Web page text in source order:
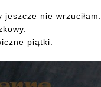
nie wrzuciłam.
piątki.